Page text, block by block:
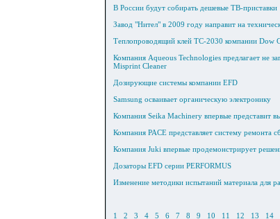
В России будут собирать дешевые ТВ-приставки
Завод "Нител" в 2009 году направит на
Теплопроводящий клей TC-2030 компании Dow
Компания Aqueous Technologies предлагает не
Misprint Cleaner
Дозирующие системы компании EFD
Samsung осваивает органическую электронику
Компания Seika Machinery впервые представит
Компания PACE представляет систему ремонта
Компания Juki впервые продемонстрирует
Дозаторы EFD серии PERFORMUS
Изменение методики испытаний материала для
1 2 3 4 5 6 7 8 9 10 11 12 13 14